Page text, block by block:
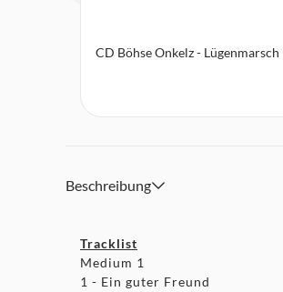
CD Böhse Onkelz - Lügenmarsch
Beschreibung
Tracklist
Medium 1
1 - Ein guter Freund